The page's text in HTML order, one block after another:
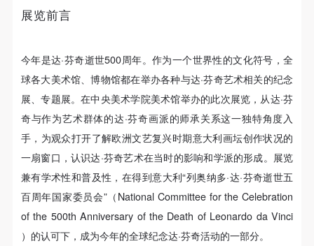
描必定出自达·芬奇之手：一幅与《安吉亚里之战》有密
展出作品共24件，全部为私人收藏，其中18件来自美
国。并非所有的作品都有确切年代，以证实整体的复杂
性，但仍可追溯到16世纪上半叶。然而，这并没有削弱
这一事件的重要性：它们上一次在美国公之于众还是在
80年前。 本次展览为巡回展览：此次展览先在乌戈和
奥尔加·利未基金会总部朱斯蒂安罗林宫举办至2019年8
月25日，如今在北京开始它的巡展第一站，接下来是其
他城市。正如朱利亚诺·塞格雷所说，威尼斯2000基金
会始终致力于在促进文化发展方面做出贡献，尽力使一
展览前言
今年是达·芬奇逝世500周年。作为一个世界性的文化符号，全
球各大美术馆、博物馆都在举办各种与达·芬奇艺术相关的纪念
展、专题展。在中央美术学院美术馆举办的此次展览，从达·芬
奇与作为艺术群体的达·芬奇画派的师承关系这一独特角度入
手，为观众打开了解欧洲文艺复兴时期意大利画坛创作状况的
一扇窗口，认识达·芬奇艺术在当时的影响和学派的形成。展览
兼有学术性和普及性，在得到意大利“列奥纳多·达·芬奇逝世五
百周年国家委员会”（National Committee for the Celebration
of the 500th Anniversary of the Death of Leonardo da Vinci
）的认可下，成为今年的全球纪念达·芬奇活动的一部分。
第五条
序、维护美术馆场地及展示、展览、馆藏艺术作品及
衍生品的安全。活动中一旦因个人原因造成美术馆场
地、空间、艺术品、衍生品等受到不同程度的损失、
破坏。活动中任何非事故当事人及美术馆将不承担相
应的责任与损失，应由参与活动者根据相应的法律条
文、组织规定进行协商和赔偿。并追究相应的法律责
任和经济责任。
第六条
参与活动者在参与活动时应当在美术馆工作人员及活
动导师、教师指导下进行，并正确的使用活动中所涉
第五条
序、维护美术馆场地及展示、展览、馆藏艺术作品及
衍生品的安全。活动中一旦因个人原因造成美术馆场
地、空间、艺术品、衍生品等受到不同程度的损失、
破坏。活动中任何非事故当事人及美术馆将不承担相
应的责任与损失，应由参与活动者根据相应的法律条
文、组织规定进行协商和赔偿。并追究相应的法律责
任和经济责任。
第六条
参与活动者在参与活动时应当在美术馆工作人员及活
动导师、教师指导下进行，并正确的使用活动中所涉
第五条
序、维护美术馆场地及展示、展览、馆藏艺术作品及
衍生品的安全。活动中一旦因个人原因造成美术馆场
地、空间、艺术品、衍生品等受到不同程度的损失、
破坏。活动中任何非事故当事人及美术馆将不承担相
应的责任与损失，应由参与活动者根据相应的法律条
文、组织规定进行协商和赔偿。并追究相应的法律责
任和经济责任。
第六条
参与活动者在参与活动时应当在美术馆工作人员及活
动导师、教师指导下进行，并正确的使用活动中所涉